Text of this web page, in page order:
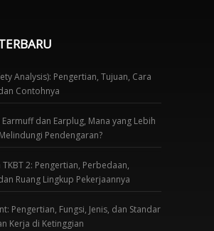
Analysis): Pengertian, Tujuan, Cara
Contohnya
dan Earplug, Mana yang Lebih
Pendengaran?
TKBT 2: Pengertian, Perbedaan,
Ruang Lingkup Pekerjaannya
Pengertian, Fungsi, Jenis, dan Standar
Kerja di Ketinggian